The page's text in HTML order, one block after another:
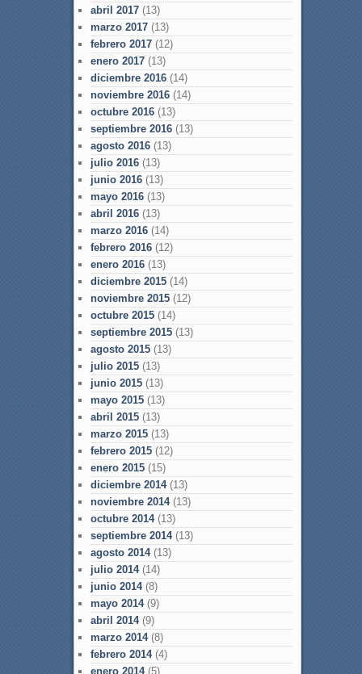
abril 2017(13)
marzo 2017(13)
febrero 2017(12)
enero 2017(13)
diciembre 2016(14)
noviembre 2016(14)
octubre 2016(13)
septiembre 2016(13)
agosto 2016(13)
julio 2016(13)
junio 2016(13)
mayo 2016(13)
abril 2016(13)
marzo 2016(14)
febrero 2016(12)
enero 2016(13)
diciembre 2015(14)
noviembre 2015(12)
octubre 2015(14)
septiembre 2015(13)
agosto 2015(13)
julio 2015(13)
junio 2015(13)
mayo 2015(13)
abril 2015(13)
marzo 2015(13)
febrero 2015(12)
enero 2015(15)
diciembre 2014(13)
noviembre 2014(13)
octubre 2014(13)
septiembre 2014(13)
agosto 2014(13)
julio 2014(14)
junio 2014(8)
mayo 2014(9)
abril 2014(9)
marzo 2014(8)
febrero 2014(4)
enero 2014(5)